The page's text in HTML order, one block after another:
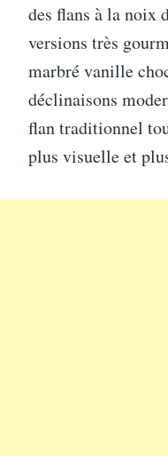
des flans à la noix
versions très
marbré vanille
déclinaisons
flan traditionnel
plus visuelle et